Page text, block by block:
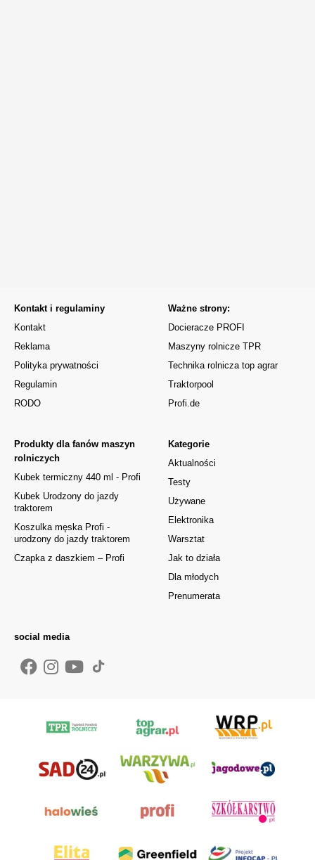
Kontakt i regulaminy
Kontakt
Reklama
Polityka prywatności
Regulamin
RODO
Kategorie
Aktualności
Testy
Używane
Elektronika
Warsztat
Jak to działa
Dla młodych
Prenumerata
Produkty dla fanów maszyn
rolniczych
Kubek termiczny 440 ml - Profi
Kubek Urodzony do jazdy
traktorem
Koszulka męska Profi -
urodzony do jazdy traktorem
Czapka z daszkiem – Profi
Ważne strony:
Docieracze PROFI
Maszyny rolnicze TPR
Technika rolnicza top agrar
Traktorpool
Profi.de
social media